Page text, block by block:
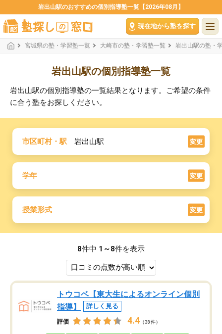
岩出山駅のおすすめの個別指導塾一覧【2026年08月】
現在地から塾を探す
宮城県の塾・学習塾一覧 大崎市の塾・学習塾一覧 岩出山駅の塾・
岩出山駅の個別指導塾一覧
岩出山駅の個別指導塾の一覧結果となります。ご希望の条件
に合う塾をお探しください。
市区町村・駅 岩出山駅 変更
学年 変更
授業形式 変更
8件中 1～8件を表示
トウコベ【東大生によるオンライン個別
指導】
詳しく見る
評価 4.4 （38件）